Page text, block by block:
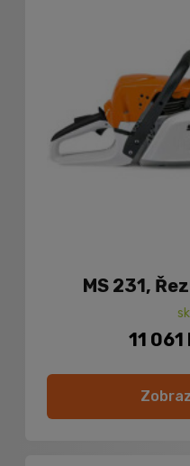
MS 231,
11 061